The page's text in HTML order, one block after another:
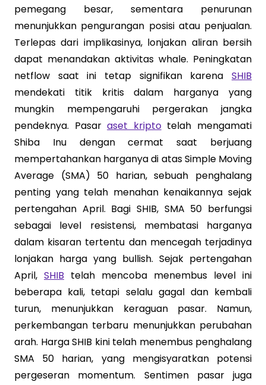
pemegang besar, sementara penurunan
menunjukkan pengurangan posisi atau penjualan.
Terlepas dari implikasinya, lonjakan aliran bersih
dapat menandakan aktivitas whale. Peningkatan
netflow saat ini tetap signifikan karena SHIB
mendekati titik kritis dalam harganya yang
mungkin mempengaruhi pergerakan jangka
pendeknya. Pasaraset kriptotelah mengamati
Shiba Inu dengan cermat saat berjuang
mempertahankan harganya di atas Simple Moving
Average (SMA) 50 harian, sebuah penghalang
penting yang telah menahan kenaikannya sejak
pertengahan April. Bagi SHIB, SMA 50 berfungsi
sebagai level resistensi, membatasi harganya
dalam kisaran tertentu dan mencegah terjadinya
lonjakan harga yang bullish. Sejak pertengahan
April, SHIB telah mencoba menembus level ini
beberapa kali, tetapi selalu gagal dan kembali
turun, menunjukkan keraguan pasar. Namun,
perkembangan terbaru menunjukkan perubahan
arah. Harga SHIB kini telah menembus penghalang
SMA 50 harian, yang mengisyaratkan potensi
pergeseran momentum. Sentimen pasar juga